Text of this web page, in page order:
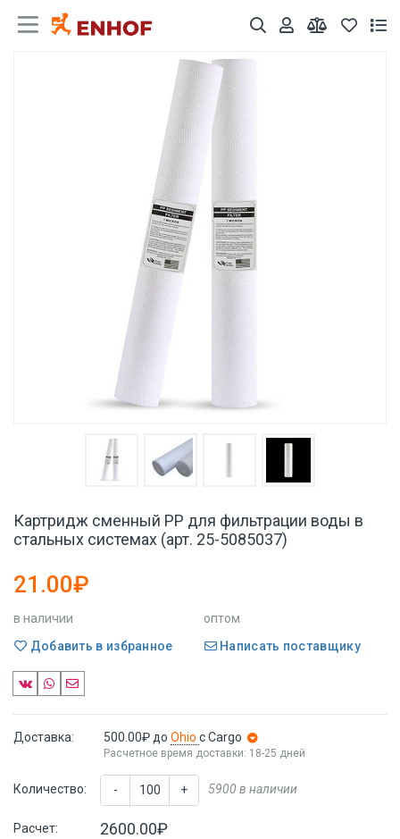
Картридж сменный PP для фильтрации воды в
стальных системах (арт. 25-5085037)
21.00₽
в наличии
оптом
Добавить в избранное
Написать поставщику
Доставка: 500.00₽ до Ohio с Cargo
Расчетное время доставки: 18-25 дней
Количество: - + 5900 в наличии
Расчет: 2600.00₽